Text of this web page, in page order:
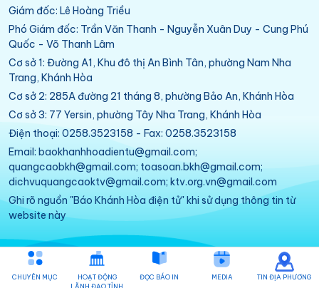
Giám đốc: Lê Hoàng Triều
Phó Giám đốc: Trần Văn Thanh - Nguyễn Xuân Duy - Cung Phú
Quốc - Võ Thanh Lâm
Cơ sở 1: Đường A1, Khu đô thị An Bình Tân, phường Nam Nha
Trang, Khánh Hòa
Cơ sở 2: 285A đường 21 tháng 8, phường Bảo An, Khánh Hòa
Cơ sở 3: 77 Yersin, phường Tây Nha Trang, Khánh Hòa
Điện thoại: 0258.3523158 - Fax: 0258.3523158
Email: baokhanhhoadientu@gmail.com;
quangcaobkh@gmail.com; toasoan.bkh@gmail.com;
dichvuquangcaoktv@gmail.com; ktv.org.vn@gmail.com
Ghi rõ nguồn "Báo Khánh Hòa điện tử" khi sử dụng thông tin từ
website này
CHUYÊN MỤC
HOẠT ĐỘNG
LÃNH ĐẠO TỈNH
ĐỌC BÁO IN MEDIA TIN ĐỊA PHƯƠNG